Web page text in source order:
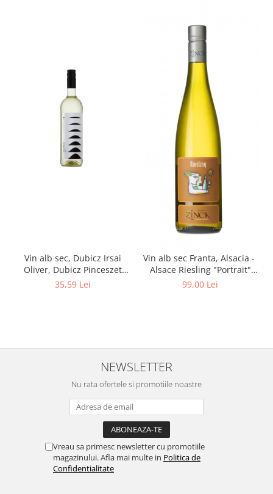
Vin alb sec, Dubicz Irsai
Oliver, Dubicz Pinceszet
0.75
35,59 Lei
Vin alb sec Franta, Alsacia -
Alsace Riesling "Portrait"
750 ml Philippe Zinck -
99,00 Lei
NEWSLETTER
Nu rata ofertele si promotiile noastre
Vreau sa primesc newsletter cu promotiile
magazinului. Afla mai multe in Politica de
Confidentialitate